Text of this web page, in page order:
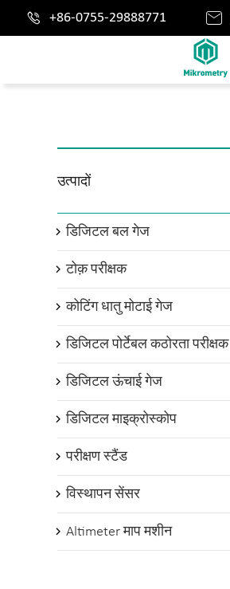
 +86-0755-29888771 
उत्पादों
 डिजिटल बल गेज
 टोक़ परीक्षक
 कोटिंग धातु मोटाई गेज
 डिजिटल पोर्टेबल कठोरता परीक्षक
 डिजिटल ऊंचाई गेज
 डिजिटल माइक्रोस्कोप
 परीक्षण स्टैंड
 विस्थापन सेंसर
 Altimeter माप मशीन